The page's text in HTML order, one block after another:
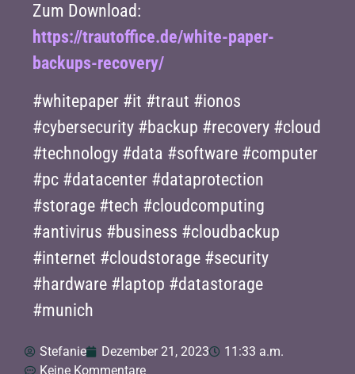
Zum Download:
https://trautoffice.de/white-paper-
backups-recovery/
#whitepaper #it #traut #ionos
#cybersecurity #backup #recovery #cloud
#technology #data #software #computer
#pc #datacenter #dataprotection
#storage #tech #cloudcomputing
#antivirus #business #cloudbackup
#internet #cloudstorage #security
#hardware #laptop #datastorage
#munich
Stefanie Dezember 21, 2023
11:33 a.m.
Keine Kommentare